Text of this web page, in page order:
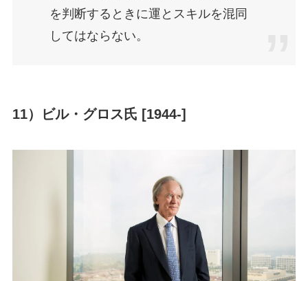
を判断するときに運とスキルを混同
してはならない。
11）ビル・グロス氏 [1944-]